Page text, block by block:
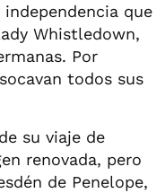
que
Whistledown,
Por
todos sus
su viaje de
renovada, pero
de Penelope,